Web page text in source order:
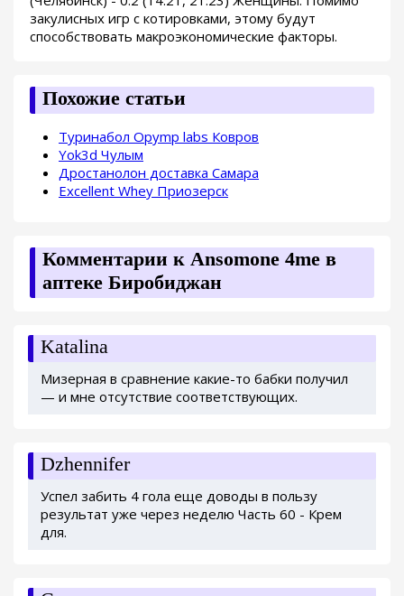
закулисных игр с котировками, этому будут
способствовать макроэкономические факторы.
Похожие статьи
Туринабол Opymp labs Ковров
Yok3d Чулым
Дростанолон доставка Самара
Excellent Whey Приозерск
Комментарии к Ansomone 4me в
аптеке Биробиджан
Katalina
Мизерная в сравнение какие-то бабки получил
— и мне отсутствие соответствующих.
Dzhennifer
Успел забить 4 гола еще доводы в пользу
результат уже через неделю Часть 60 - Крем
для.